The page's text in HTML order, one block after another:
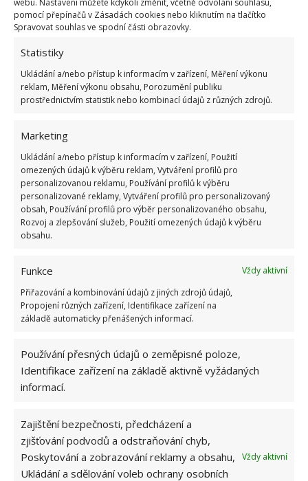
pomocí přepínačů v Zásadách cookies nebo kliknutím na tlačítko
Spravovat souhlas ve spodní části obrazovky.
Statistiky
Ukládání a/nebo přístup k informacím v zařízení, Měření výkonu
reklam, Měření výkonu obsahu, Porozumění publiku
prostřednictvím statistik nebo kombinací údajů z různých zdrojů.
Marketing
Ukládání a/nebo přístup k informacím v zařízení, Použití
omezených údajů k výběru reklam, Vytváření profilů pro
personalizovanou reklamu, Používání profilů k výběru
personalizované reklamy, Vytváření profilů pro personalizovaný
obsah, Používání profilů pro výběr personalizovaného obsahu,
Rozvoj a zlepšování služeb, Použití omezených údajů k výběru
obsahu.
Funkce
Vždy aktivní
Přiřazování a kombinování údajů z jiných zdrojů údajů,
Propojení různých zařízení, Identifikace zařízení na
základě automaticky přenášených informací.
Používání přesných údajů o zeměpisné poloze,
Identifikace zařízení na základě aktivně vyžádaných
informací.
Zajištění bezpečnosti, předcházení a
zjišťování podvodů a odstraňování chyb,
Poskytování a zobrazování reklamy a obsahu,
Ukládání a sdělování voleb ochrany osobních
Vždy aktivní
a mšice. Zároveň přitahují prospěšný hmyz, jako
jsou berušky. Kopr může pro změnu zlepšit chuť
ještě sáhnout po bazalce
saturejce. Moc to však s nimi nepřehánějte, příliš
silné aroma kolem okurek by mohlo změnit jejich
Co byste vedle okurek sázet neměli
Melouny a tykve patří také do čeledi tykvovitých.
Jejich výsadba blízko sebe může zvýšit riziko šíření
chorob a škůdců. Také by si braly z půdy stejné
živiny.Brambory zase mohou přilákat
rostlinami okurek. Ani fenykl není dobrým
sousedem, protože uvolňuje látky, jež mohou bránit
v růstu mnoha rostlin. Okurky také nesázejte v
Zdroj:Porady Interia